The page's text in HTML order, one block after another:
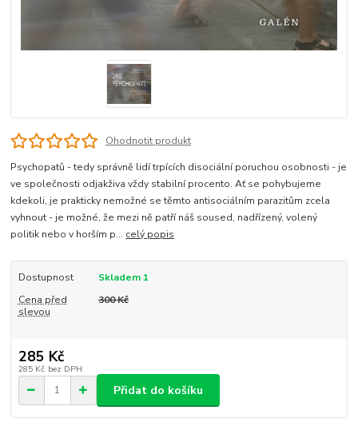
Ohodnotit produkt
Psychopatů - tedy správně lidí trpících disociální poruchou osobnosti - je
ve společnosti odjakživa vždy stabilní procento. Ať se pohybujeme
kdekoli, je prakticky nemožné se těmto antisociálním parazitům zcela
vyhnout - je možné, že mezi ně patří náš soused, nadřízený, volený
politik nebo v horším p... celý popis
Dostupnost
Skladem 1
Cena před
slevou
300 Kč
285 Kč
285 Kč bez DPH
Přidat do košíku